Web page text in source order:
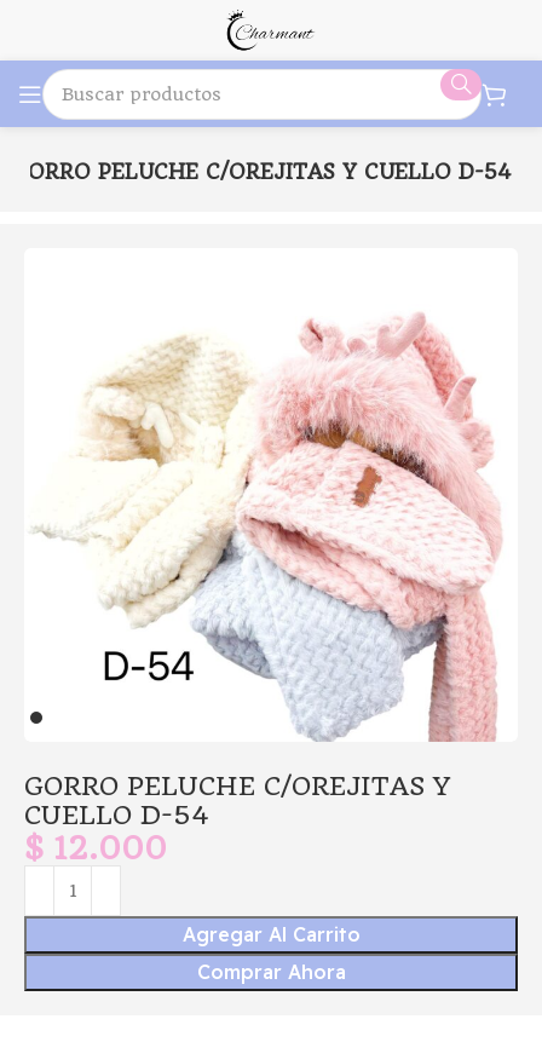
GORRO PELUCHE C/OREJITAS Y CUELLO D-54
GORRO PELUCHE C/OREJITAS Y
CUELLO D-54
$ 12.000
Agregar Al Carrito
Comprar Ahora